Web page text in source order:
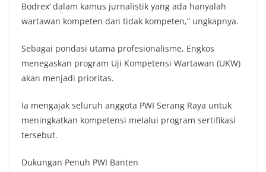
Bodrex’ dalam kamus jurnalistik yang ada hanyalah
wartawan kompeten dan tidak kompeten,” ungkapnya.
Sebagai pondasi utama profesionalisme, Engkos
menegaskan program Uji Kompetensi Wartawan (UKW)
akan menjadi prioritas.
Ia mengajak seluruh anggota PWI Serang Raya untuk
meningkatkan kompetensi melalui program sertifikasi
tersebut.
Dukungan Penuh PWI Banten